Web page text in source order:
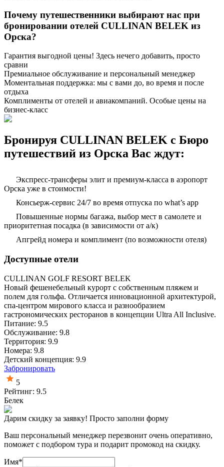
Почему путешественники выбирают нас при
бронировании отелей CULLINAN BELEK из
Орска?
Гарантия выгодной цены! Здесь нечего добавить, просто
сравни
Премиальное обслуживание и персональный менеджер
Моментальная поддержка: мы с вами до, во время и после
отдыха
Комплименты от отелей и авиакомпаний. Особые цены на
бизнес-класс
Бронируя CULLINAN BELEK с Бюро
путешествий из Орска Вас ждут:
Экспресс-трансферы элит и премиум-класса в аэропорт
Орска уже в стоимости!
Консьерж-сервис 24/7 во время отпуска по what’s app
Повышенные нормы багажа, выбор мест в самолете и
приоритетная посадка (в зависимости от а/к)
Апгрейд номера и комплимент (по возможности отеля)
Доступные отели
CULLINAN GOLF RESORT BELEK
Новый фешенебельный курорт с собственным пляжем и
полем для гольфа. Отличается инновационной архитектурой,
спа-центром мирового класса и разнообразием
гастрономических ресторанов в концепции Ultra All Inclusive.
Питание: 9.5
Обслуживание: 9.8
Территория: 9.9
Номера: 9.8
Детский концепция: 9.9
Забронировать
5
Рейтинг: 9.5
Белек
Дарим скидку за заявку! Просто заполни форму
Ваш персональный менеджер перезвонит очень оперативно,
поможет с подбором тура и подарит промокод на скидку.
Имя*